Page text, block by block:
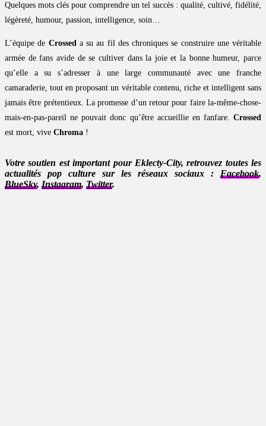
Quelques mots clés pour comprendre un tel succès : qualité, cultivé, fidélité,
légèreté, humour, passion, intelligence, soin…
L’équipe de Crosseda su au fil des chroniques se construire une véritable
armée de fans avide de se cultiver dans la joie et la bonne humeur, parce
qu’elle a su s’adresser à une large communauté avec une franche
camaraderie, tout en proposant un véritable contenu, riche et intelligent sans
jamais être prétentieux. La promesse d’un retour pour faire la-même-chose-
mais-en-pas-pareil ne pouvait donc qu’être accueillie en fanfare. Crossed
est mort, vive Chroma !
Votre soutien est important pour Eklecty-City, retrouvez toutes les
actualités pop culture sur les réseaux sociaux : Facebook,
BlueSky, Instagram, Twitter.